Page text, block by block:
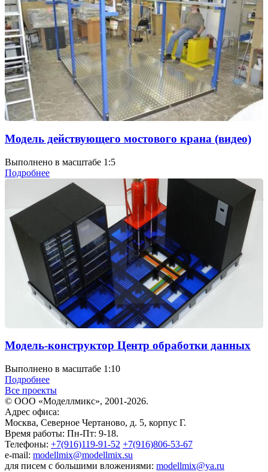
Модель действующего мостового крана (видео)
Выполнено в масштабе 1:5
Подробнее
Модель-конструктор Центр обработки данных
Выполнено в масштабе 1:10
Подробнее
Все проекты
© ООО «Моделлмикс», 2001-2026.
Адрес офиса:
Москва, Северное Чертаново, д. 5, корпус Г.
Время работы: Пн-Пт: 9-18.
Телефоны: +7(916)119-91-52 +7(916)806-53-67
e-mail: modellmix@modellmix.su
для писем с большими вложениями: modellmix@ya.ru